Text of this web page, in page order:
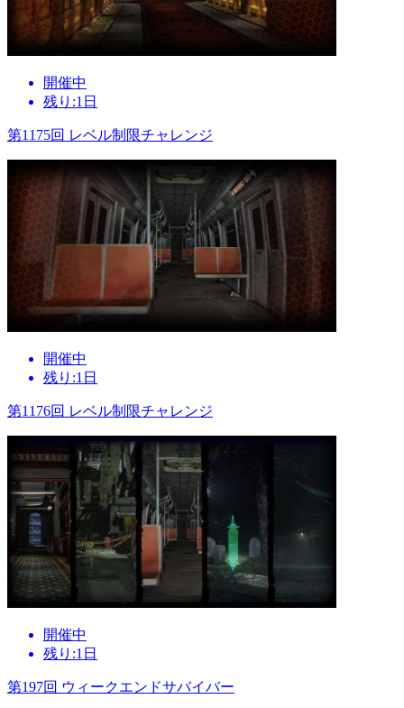
開催中
残り:1日
第1175回 レベル制限チャレンジ
開催中
残り:1日
第1176回 レベル制限チャレンジ
開催中
残り:1日
第197回 ウィークエンドサバイバー